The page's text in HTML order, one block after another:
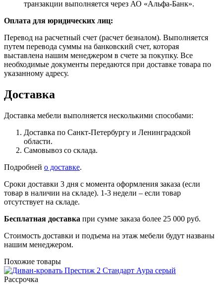
транзакции выполняется через АО «Альфа-Банк».
Оплата для юридических лиц:
Перевод на расчетный счет (расчет безналом). Выполняется
путем перевода суммы на банковский счет, которая
выставлена нашим менеджером в счете за покупку. Все
необходимые документы передаются при доставке товара по
указанному адресу.
Доставка
Доставка мебели выполняется несколькими способами:
Доставка по Санкт-Петербургу и Ленинградской
области.
Самовывоз со склада.
Подробней о доставке.
Сроки доставки 3 дня с момента оформления заказа (если
товар в наличии на складе). 1-3 недели – если товар
отсутствует на складе.
Бесплатная доставка при сумме заказа более 25 000 руб.
Стоимость доставки и подъема на этаж мебели будут названы
нашим менеджером.
Похожие товары
Рассрочка